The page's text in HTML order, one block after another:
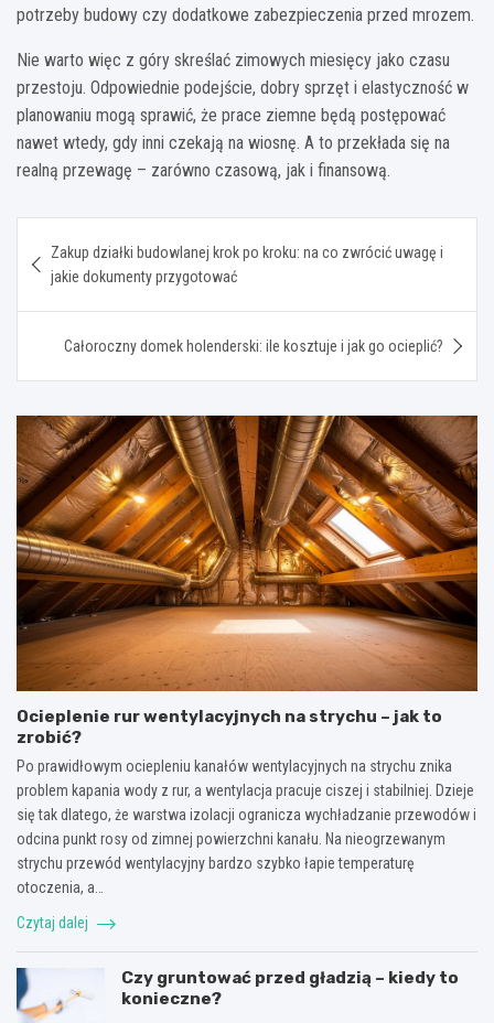
potrzeby budowy czy dodatkowe zabezpieczenia przed mrozem.
Nie warto więc z góry skreślać zimowych miesięcy jako czasu
przestoju. Odpowiednie podejście, dobry sprzęt i elastyczność w
planowaniu mogą sprawić, że prace ziemne będą postępować
nawet wtedy, gdy inni czekają na wiosnę. A to przekłada się na
realną przewagę – zarówno czasową, jak i finansową.
wpisu
Zakup działki budowlanej krok po kroku: na co zwrócić uwagę i
jakie dokumenty przygotować
Całoroczny domek holenderski: ile kosztuje i jak go ocieplić?
Ocieplenie rur wentylacyjnych na strychu – jak to
zrobić?
Po prawidłowym ociepleniu kanałów wentylacyjnych na strychu znika
problem kapania wody z rur, a wentylacja pracuje ciszej i stabilniej. Dzieje
się tak dlatego, że warstwa izolacji ogranicza wychładzanie przewodów i
odcina punkt rosy od zimnej powierzchni kanału. Na nieogrzewanym
strychu przewód wentylacyjny bardzo szybko łapie temperaturę
otoczenia, a…
Czytaj dalej
Czy gruntować przed gładzią – kiedy to
konieczne?